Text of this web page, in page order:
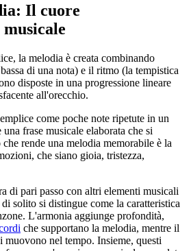
Il cuore
musicale
la melodia è creata combinando
di una nota) e il ritmo (la tempistica
disposte in una progressione lineare
all'orecchio.
come poche note ripetute in un
frase musicale elaborata che si
rende una melodia memorabile è la
che siano gioia, tristezza,
di pari passo con altri elementi musicali
solito si distingue come la caratteristica
L'armonia aggiunge profondità,
che supportano la melodia, mentre il
muovono nel tempo. Insieme, questi